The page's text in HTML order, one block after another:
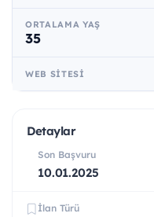
ORTALAMA YAŞ
35
WEB SITESI
Detaylar
Son Başvuru
10.01.2025
İlan Türü